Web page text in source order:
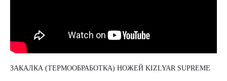
ЗАКАЛКА (ТЕРМООБРАБОТКА) НОЖЕЙ KIZLYAR SUPREME